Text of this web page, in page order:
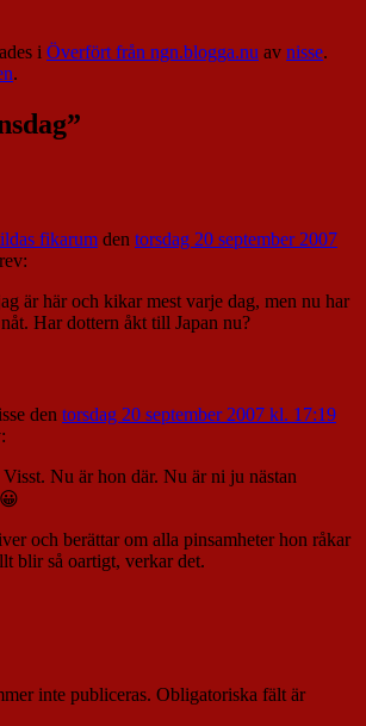
i Överfört från ngn.blogga.nu av nisse.
.
”
fikarum den torsdag 20 september 2007
är här och kikar mest varje dag, men nu har
Har dottern åkt till Japan nu?
den torsdag 20 september 2007 kl. 17:19
Nu är hon där. Nu är ni ju nästan
och berättar om alla pinsamheter hon råkar
blir så oartigt, verkar det.
inte publiceras. Obligatoriska fält är